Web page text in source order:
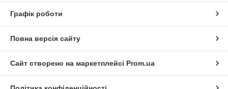
Графік роботи
Повна версія сайту
Сайт створено на маркетплейсі Prom.ua